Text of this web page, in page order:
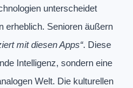
unterscheidet
erheblich. Senioren äußern
mit diesen Apps“. Diese
Intelligenz, sondern eine
Welt. Die kulturellen